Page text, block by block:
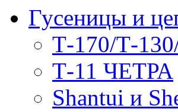
Гусеницы и
Т-170/Т-
Т-11 ЧЕТРА
Shantui и